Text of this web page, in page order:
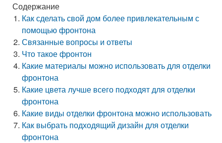
Содержание
Как сделать свой дом более привлекательным с
помощью фронтона
Связанные вопросы и ответы
Что такое фронтон
Какие материалы можно использовать для отделки
фронтона
Какие цвета лучше всего подходят для отделки
фронтона
Какие виды отделки фронтона можно использовать
Как выбрать подходящий дизайн для отделки
фронтона